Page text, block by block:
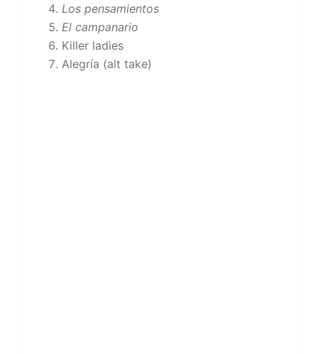
Los pensamientos
El campanario
Killer ladies
Alegría (alt take)